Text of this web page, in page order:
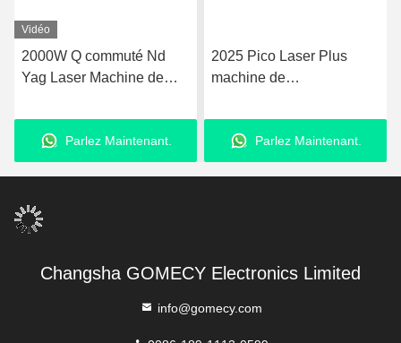
Vidéo
2000W Q commuté Nd
Yag Laser Machine de
Avec écran tactile LCD
Parlez Maintenant.
2025 Pico Laser Plus
machine de
Nd Yag Laser 755nm Pico
deuxième machine laser
Parlez Maintenant.
Changsha GOMECY Electronics Limited
info@gomecy.com